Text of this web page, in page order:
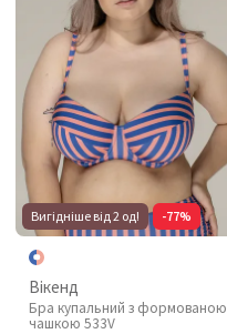
Вигідніше від 2 од! -77%
Вікенд
Бра купальний з формованою
чашкою 533V